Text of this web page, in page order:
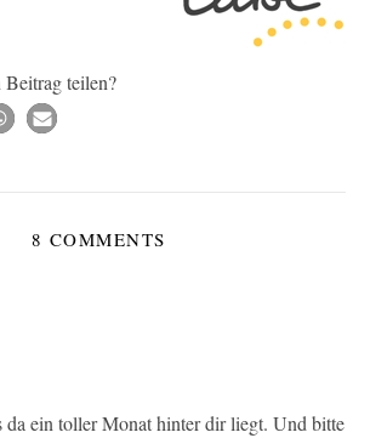
Beitrag teilen?
8 COMMENTS
da ein toller Monat hinter dir liegt. Und bitte